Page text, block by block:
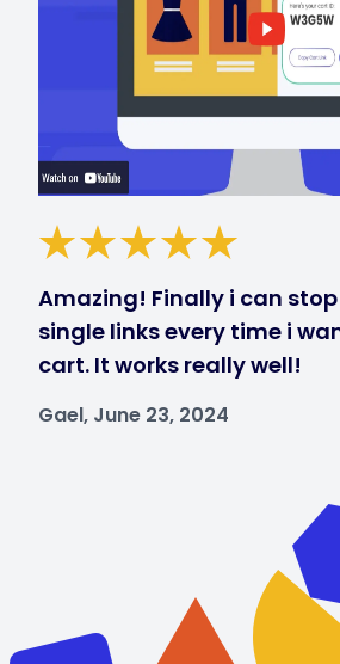
Amazing! Finally i can
single links every time i
cart. It works really well!
Gael, June 23, 2024